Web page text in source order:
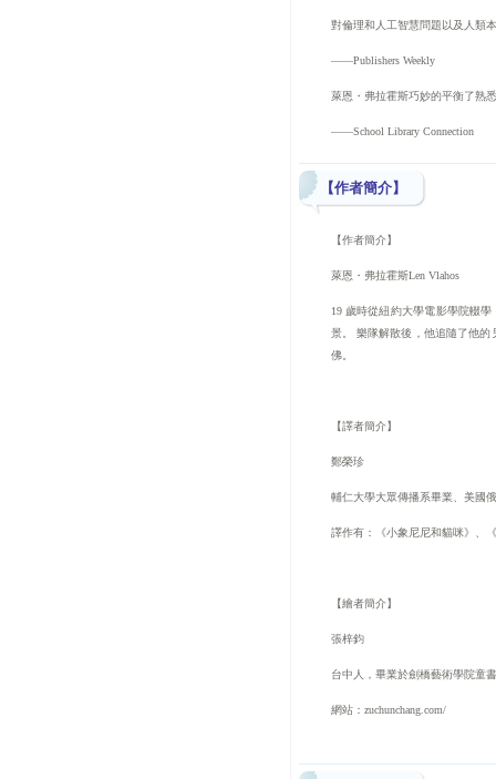
對倫理和人工智慧問題以及人類
——Publishers Weekly
萊恩・弗拉霍斯巧妙的平衡了熟
——School Library Connection
【作者簡介】
【作者簡介】
萊恩・弗拉霍斯Len Vlahos
19 歲時從紐約大學電影學院輟學
景。
樂隊解散後，他追隨了他
佛。
【譯者簡介】
鄭榮珍
輔仁大學大眾傳播系畢業、美國
譯作有：《小象尼尼和貓咪》、
【繪者簡介】
張梓鈞
台中人，畢業於劍橋藝術學院童
網站： zuchunchang.com/